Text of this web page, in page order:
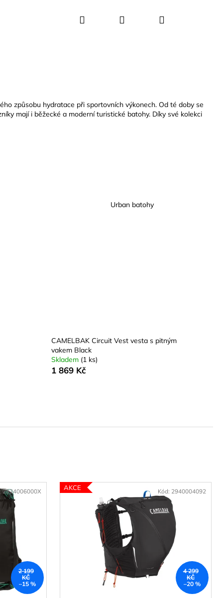
Hledat PřihlášeníNákupní
způsobu hydratace při sportovních výkonech. Od té doby se
mají i běžecké a moderní turistické batohy. Díky své kolekci
Urban batohy
CAMELBAK Circuit Vest vesta s pitným
vakem Black
Skladem (1 ks)
1 869 Kč
2 199
KČ
–15 %
2824006000X AKCE
4 299
KČ
–20 %
Kód: 2940004092